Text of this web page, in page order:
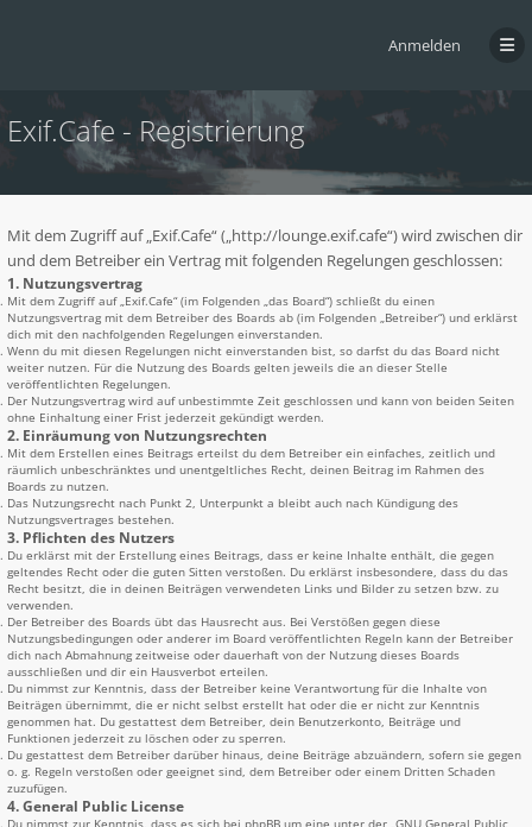
Anmelden
Exif.Cafe - Registrierung
Mit dem Zugriff auf „Exif.Cafe“ („http://lounge.exif.cafe“) wird zwischen dir
und dem Betreiber ein Vertrag mit folgenden Regelungen geschlossen:
1. Nutzungsvertrag
Mit dem Zugriff auf „Exif.Cafe“ (im Folgenden „das Board“) schließt du einen
Nutzungsvertrag mit dem Betreiber des Boards ab (im Folgenden „Betreiber“) und erklärst
dich mit den nachfolgenden Regelungen einverstanden.
Wenn du mit diesen Regelungen nicht einverstanden bist, so darfst du das Board nicht
weiter nutzen. Für die Nutzung des Boards gelten jeweils die an dieser Stelle
veröffentlichten Regelungen.
Der Nutzungsvertrag wird auf unbestimmte Zeit geschlossen und kann von beiden Seiten
ohne Einhaltung einer Frist jederzeit gekündigt werden.
2. Einräumung von Nutzungsrechten
Mit dem Erstellen eines Beitrags erteilst du dem Betreiber ein einfaches, zeitlich und
räumlich unbeschränktes und unentgeltliches Recht, deinen Beitrag im Rahmen des
Boards zu nutzen.
Das Nutzungsrecht nach Punkt 2, Unterpunkt a bleibt auch nach Kündigung des
Nutzungsvertrages bestehen.
3. Pflichten des Nutzers
Du erklärst mit der Erstellung eines Beitrags, dass er keine Inhalte enthält, die gegen
geltendes Recht oder die guten Sitten verstoßen. Du erklärst insbesondere, dass du das
Recht besitzt, die in deinen Beiträgen verwendeten Links und Bilder zu setzen bzw. zu
verwenden.
Der Betreiber des Boards übt das Hausrecht aus. Bei Verstößen gegen diese
Nutzungsbedingungen oder anderer im Board veröffentlichten Regeln kann der Betreiber
dich nach Abmahnung zeitweise oder dauerhaft von der Nutzung dieses Boards
ausschließen und dir ein Hausverbot erteilen.
Du nimmst zur Kenntnis, dass der Betreiber keine Verantwortung für die Inhalte von
Beiträgen übernimmt, die er nicht selbst erstellt hat oder die er nicht zur Kenntnis
genommen hat. Du gestattest dem Betreiber, dein Benutzerkonto, Beiträge und
Funktionen jederzeit zu löschen oder zu sperren.
Du gestattest dem Betreiber darüber hinaus, deine Beiträge abzuändern, sofern sie gegen
o. g. Regeln verstoßen oder geeignet sind, dem Betreiber oder einem Dritten Schaden
zuzufügen.
4. General Public License
Du nimmst zur Kenntnis, dass es sich bei phpBB um eine unter der „GNU General Public